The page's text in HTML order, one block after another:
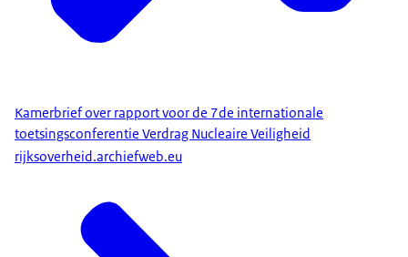
Kamerbrief over rapport voor de 7de internationale
toetsingsconferentie Verdrag Nucleaire Veiligheid
rijksoverheid.archiefweb.eu